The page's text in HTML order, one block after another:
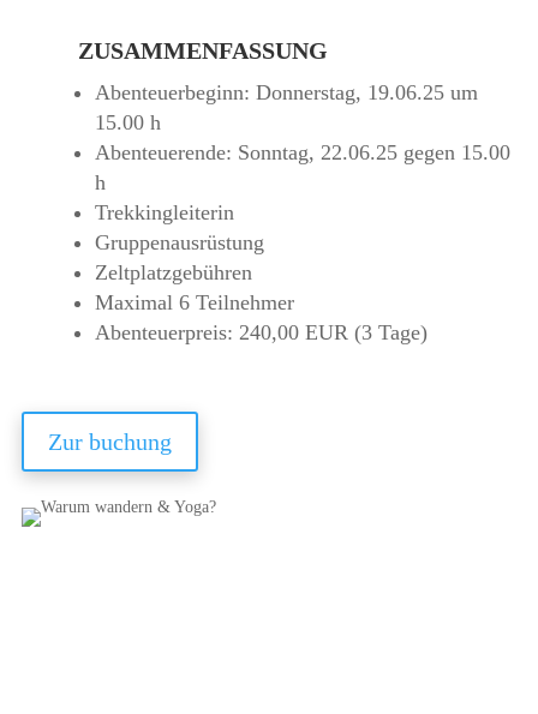
ZUSAMMENFASSUNG
Abenteuerbeginn: Donnerstag, 19.06.25 um
15.00 h
Abenteuerende: Sonntag, 22.06.25 gegen 15.00
h
Trekkingleiterin
Gruppenausrüstung
Zeltplatzgebühren
Maximal 6 Teilnehmer
Abenteuerpreis: 240,00 EUR (3 Tage)
Zur buchung